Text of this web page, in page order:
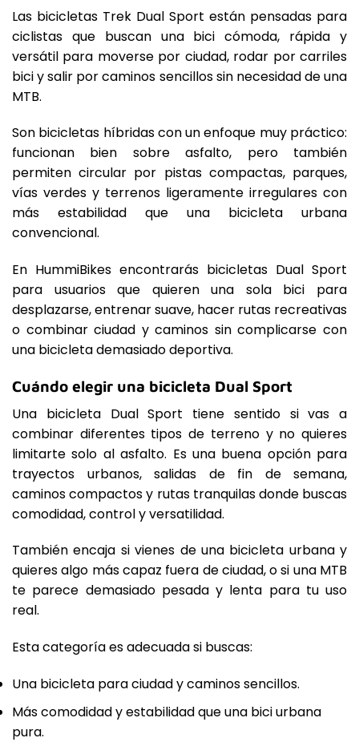
Las bicicletas Trek Dual Sport están pensadas para
ciclistas que buscan una bici cómoda, rápida y
versátil para moverse por ciudad, rodar por carriles
bici y salir por caminos sencillos sin necesidad de una
MTB.
Son bicicletas híbridas con un enfoque muy práctico:
funcionan bien sobre asfalto, pero también
permiten circular por pistas compactas, parques,
vías verdes y terrenos ligeramente irregulares con
más estabilidad que una bicicleta urbana
convencional.
En HummiBikes encontrarás bicicletas Dual Sport
para usuarios que quieren una sola bici para
desplazarse, entrenar suave, hacer rutas recreativas
o combinar ciudad y caminos sin complicarse con
una bicicleta demasiado deportiva.
Cuándo elegir una bicicleta Dual Sport
Una bicicleta Dual Sport tiene sentido si vas a
combinar diferentes tipos de terreno y no quieres
limitarte solo al asfalto. Es una buena opción para
trayectos urbanos, salidas de fin de semana,
caminos compactos y rutas tranquilas donde buscas
comodidad, control y versatilidad.
También encaja si vienes de una bicicleta urbana y
quieres algo más capaz fuera de ciudad, o si una MTB
te parece demasiado pesada y lenta para tu uso
real.
Esta categoría es adecuada si buscas:
Una bicicleta para ciudad y caminos sencillos.
Más comodidad y estabilidad que una bici urbana
pura.